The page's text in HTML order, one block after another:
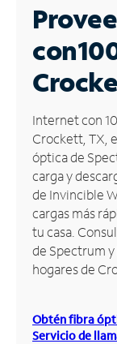
Business
Contáctanos
Inglés
Administrar
cuenta
Encuentra
una
tienda
con
Internet con
Crockett, TX,
óptica de
carga y
de Invincible
cargas más
tu casa.
de Spectrum
hogares de
Obtén fibra
Servicio de